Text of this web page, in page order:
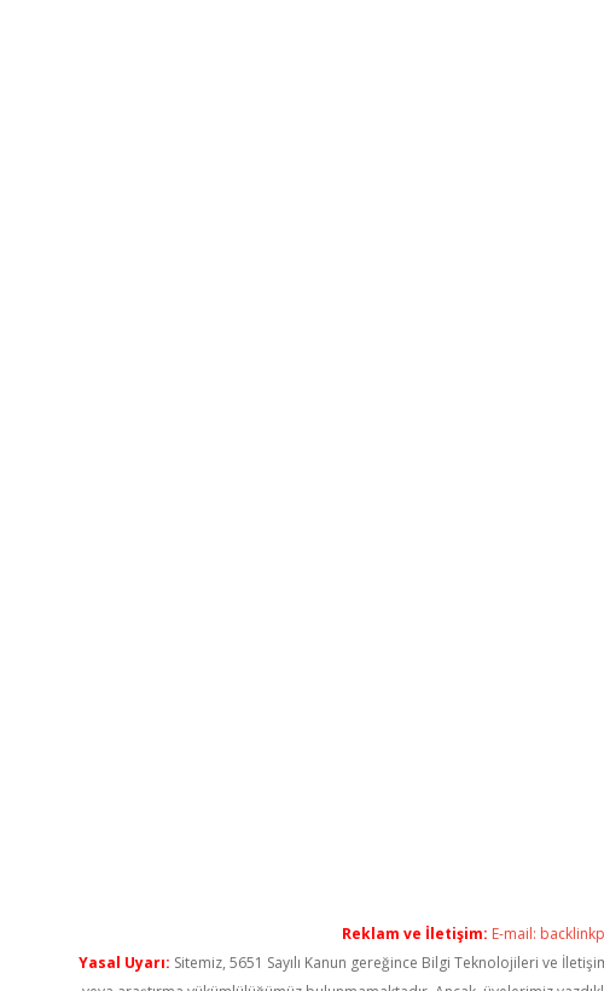
Reklam ve İletişim: E-mail:
Yasal Uyarı: Sitemiz, 5651 Sayılı Kanun gereğince Bilgi Teknolojileri ve